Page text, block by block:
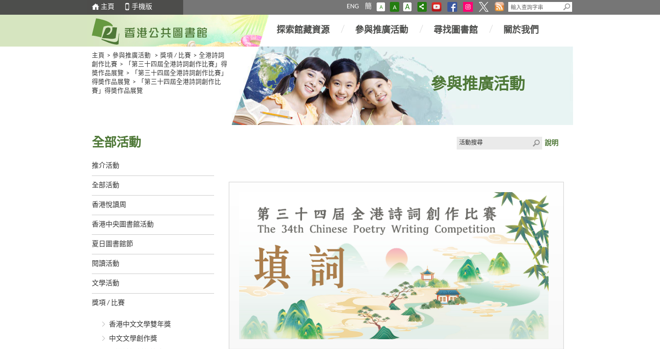
主頁 手機版 ENG 簡 A A A
探索館藏資源 參與推廣活動 尋找圖書館 關於我們
主頁 > 參與推廣活動 > 獎項 / 比賽 > 全港詩詞
創作比賽 >
「第三十四屆全港詩詞創作比賽」得
奬作品展覽 >
「第三十四屆全港詩詞創作比賽」
得奬作品展覽 >
「第三十四屆全港詩詞創作比
賽」得奬作品展覽
參與推廣活動
全部活動
推介活動
全部活動
香港悅讀周
香港中央圖書館活動
夏日圖書館節
閱讀活動
文學活動
獎項 / 比賽
香港中文文學雙年獎
中文文學創作獎
說明